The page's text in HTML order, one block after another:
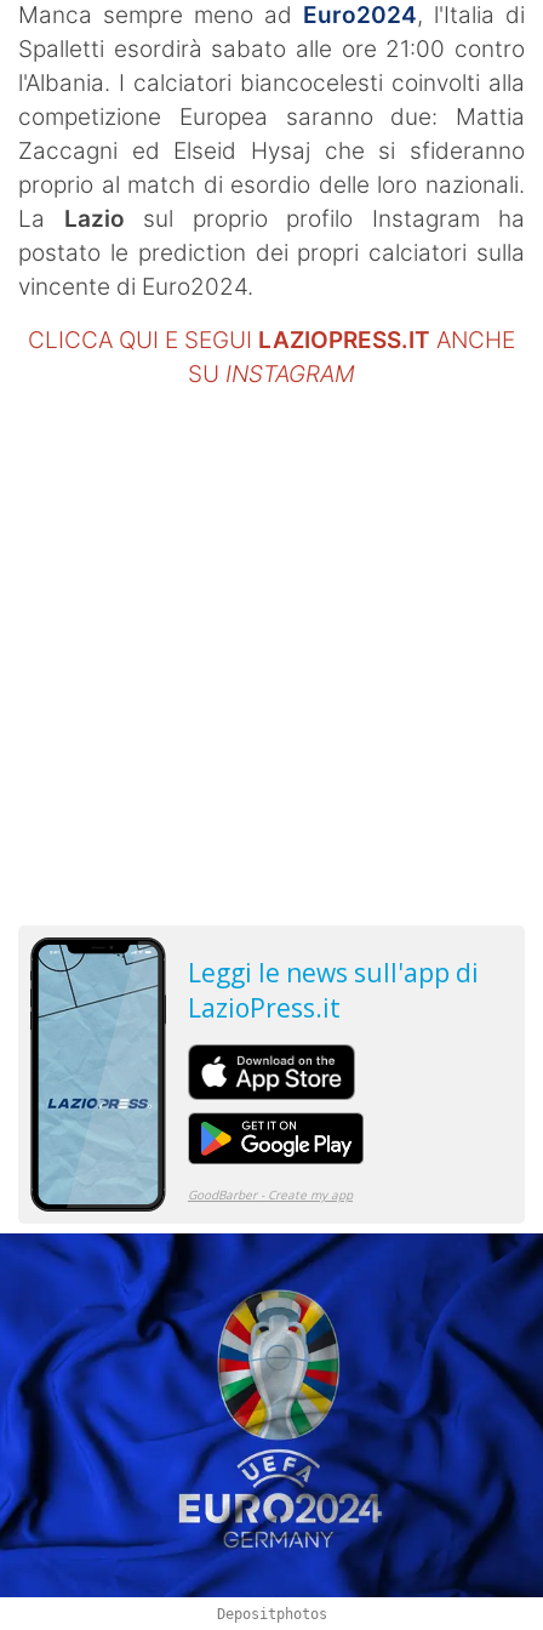
Manca sempre meno ad Euro2024, l'Italia di
Spalletti esordirà sabato alle ore 21:00 contro
l'Albania. I calciatori biancocelesti coinvolti alla
competizione Europea saranno due: Mattia
Zaccagni ed Elseid Hysaj che si sfideranno
proprio al match di esordio delle loro nazionali.
La Lazio sul proprio profilo Instagram ha
postato le prediction dei propri calciatori sulla
vincente di Euro2024.
CLICCA QUI E SEGUI LAZIOPRESS.IT ANCHE
SU INSTAGRAM
Depositphotos